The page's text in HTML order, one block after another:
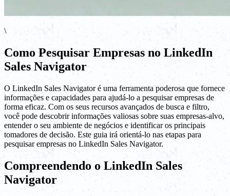
\
Como Pesquisar Empresas no LinkedIn
Sales Navigator
O LinkedIn Sales Navigator é uma ferramenta poderosa que fornece
informações e capacidades para ajudá-lo a pesquisar empresas de
forma eficaz. Com os seus recursos avançados de busca e filtro,
você pode descobrir informações valiosas sobre suas empresas-alvo,
entender o seu ambiente de negócios e identificar os principais
tomadores de decisão. Este guia irá orientá-lo nas etapas para
pesquisar empresas no LinkedIn Sales Navigator.
Compreendendo o LinkedIn Sales
Navigator